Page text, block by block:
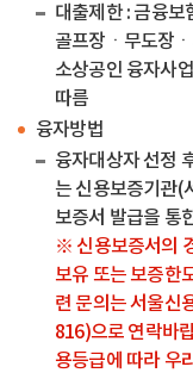
대출제한 : 금융
골프장ㆍ무도장
소상공인 융자사
따름
융자방법
융자대상자 선정
는 신용보증기관(
보증서 발급을 통
※ 신용보증서의
보유 또는 보증한
련 문의는 서울신
816)으로 연락바
용등급에 따라 우